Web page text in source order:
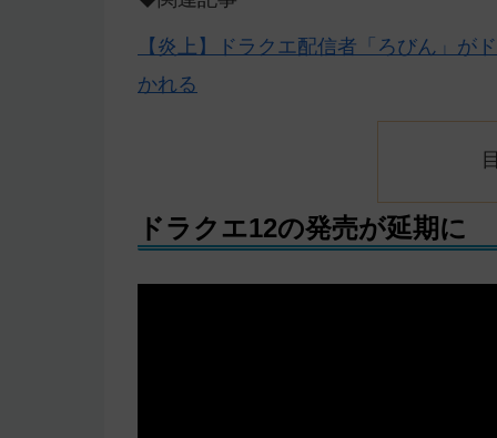
【炎上】ドラクエ配信者「ろびん」が
かれる
ドラクエ12の発売が延期に